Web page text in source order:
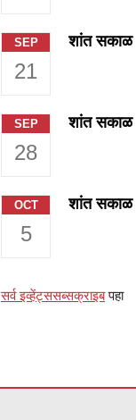
SEP
21
शांत सकाळ
SEP
28
शांत सकाळ
OCT
5
शांत सकाळ
सर्व इव्हेंट्ससब्सक्राइबपहा